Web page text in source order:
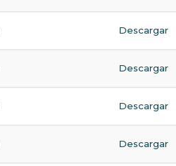
Descargar
Descargar
Descargar
Descargar